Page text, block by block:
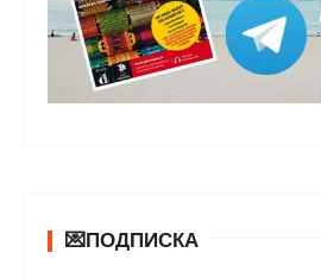
💌ПОДПИСКА